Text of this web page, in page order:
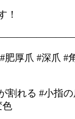
！
厚爪 #深爪 #
割れる #小指
色